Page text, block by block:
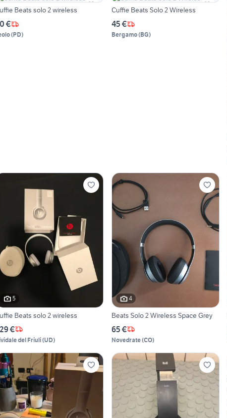
Beats solo 2 wireless
€
(PD)
Cuffie Beats Solo 2 Wireless
45 €
Bergamo(BG)
5
Beats solo 2 wireless
€
del Friuli(UD)
4
Beats Solo 2 Wireless Space Grey
65 €
Novedrate(CO)